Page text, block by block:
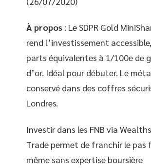
À propos : Le SDPR Gold
rend l’investissement
parts équivalentes à 1/100e de
d’or. Idéal pour débuter. Le
conservé dans des coffres
Londres.
Investir dans les FNB via
Trade permet de franchir le pas
même sans expertise boursière